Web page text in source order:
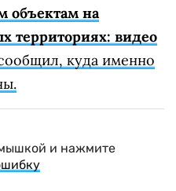
объектам на
территориях: видео
куда именно
и нажмите